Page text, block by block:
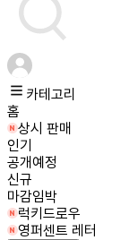
카테고리
홈
상시 판매
인기
공개예정
신규
마감임박
럭키드로우
영퍼센트 레터